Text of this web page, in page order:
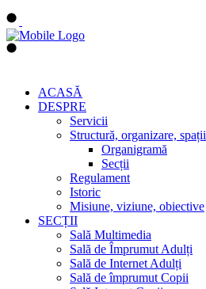
ACASĂ
DESPRE
Servicii
Structură, organizare, spații
Organigramă
Secții
Regulament
Istoric
Misiune, viziune, obiective
SECȚII
Sală Multimedia
Sală de Împrumut Adulți
Sală de Internet Adulți
Sală de împrumut Copii